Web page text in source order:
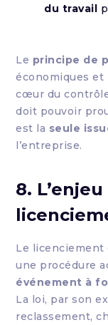
du travail
Le principe de
économiques et
cœur du
doit pouvoir
est la seule
l’entreprise.
8.
Le licenciement
une procédure
événement à
La loi, par son
reclassement,